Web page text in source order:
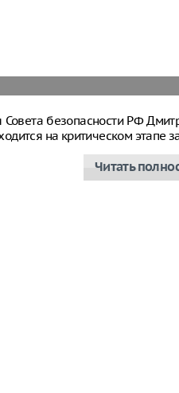
Совета безопасности РФ
на критическом
Читать